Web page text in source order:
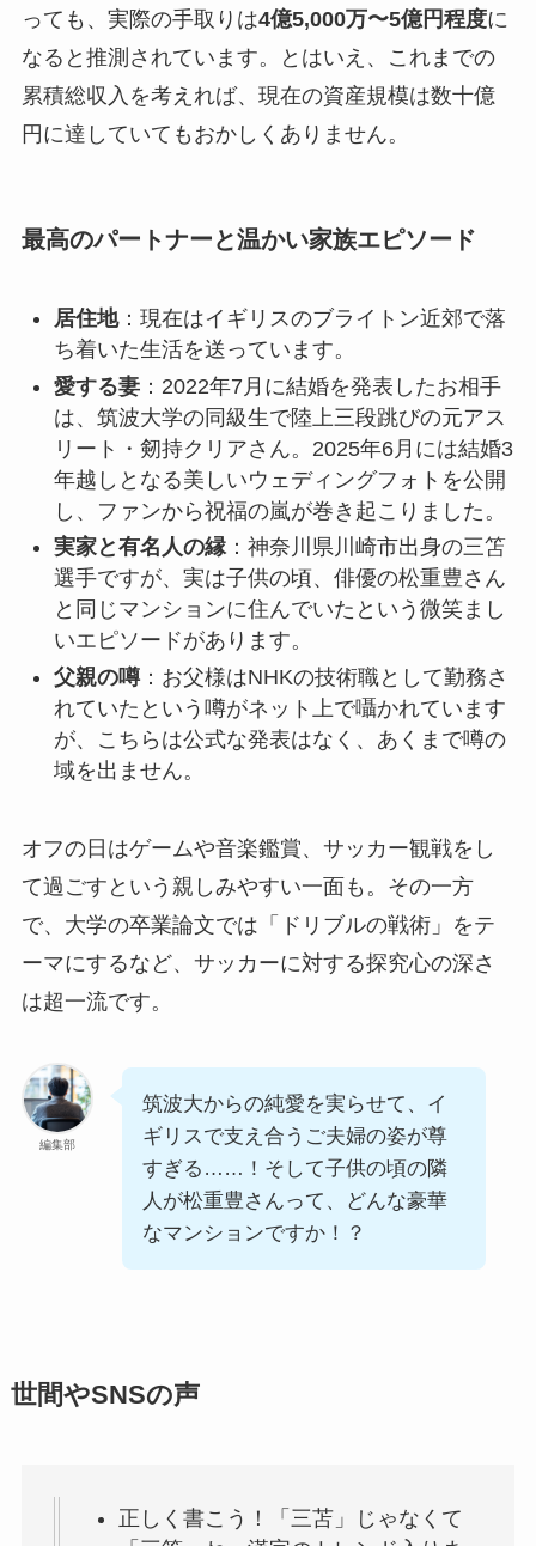
っても、実際の手取りは4億5,000万〜5億円程度に
なると推測されています。とはいえ、これまでの
累積総収入を考えれば、現在の資産規模は数十億
円に達していてもおかしくありません。
最高のパートナーと温かい家族エピソード
居住地：現在はイギリスのブライトン近郊で落
ち着いた生活を送っています。
愛する妻：2022年7月に結婚を発表したお相手
は、筑波大学の同級生で陸上三段跳びの元アス
リート・剱持クリアさん。2025年6月には結婚3
年越しとなる美しいウェディングフォトを公開
し、ファンから祝福の嵐が巻き起こりました。
実家と有名人の縁：神奈川県川崎市出身の三笘
選手ですが、実は子供の頃、俳優の松重豊さん
と同じマンションに住んでいたという微笑まし
いエピソードがあります。
父親の噂：お父様はNHKの技術職として勤務さ
れていたという噂がネット上で囁かれています
が、こちらは公式な発表はなく、あくまで噂の
域を出ません。
オフの日はゲームや音楽鑑賞、サッカー観戦をし
て過ごすという親しみやすい一面も。その一方
で、大学の卒業論文では「ドリブルの戦術」をテ
ーマにするなど、サッカーに対する探究心の深さ
は超一流です。
編集部
筑波大からの純愛を実らせて、イ
ギリスで支え合うご夫婦の姿が尊
すぎる……！そして子供の頃の隣
人が松重豊さんって、どんな豪華
なマンションですか！？
世間やSNSの声
正しく書こう！「三苫」じゃなくて